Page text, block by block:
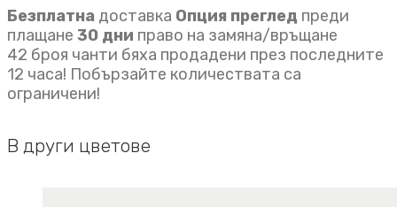
Безплатна доставка Опция преглед преди
плащане 30 дни право на замяна/връщане
42 броя чанти бяха продадени през последните
12 часа! Побързайте количествата са
ограничени!
В други цветове